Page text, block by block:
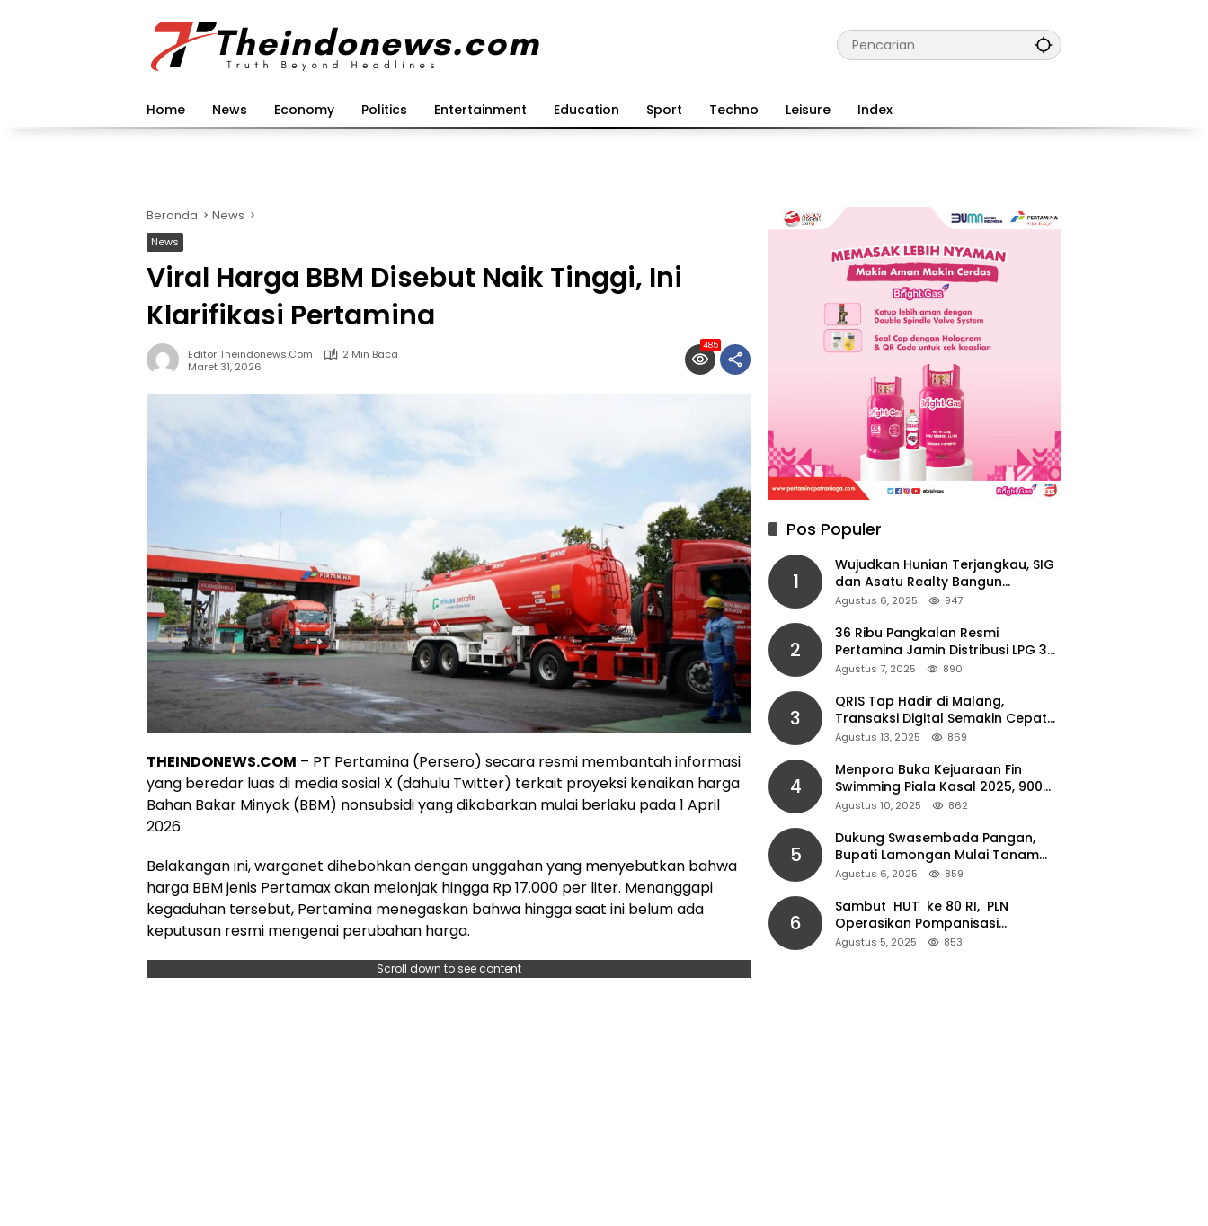
Home News Economy Politics Entertainment Education Sport Techno Leisure Index
Beranda News
News
Viral Harga BBM Disebut Naik Tinggi, Ini
Klarifikasi Pertamina
Editor Theindonews.com
2 Min Baca
Maret 31, 2026
485
THEINDONEWS.COM – PT Pertamina (Persero) secara resmi membantah informasi
yang beredar luas di media sosial X (dahulu Twitter) terkait proyeksi kenaikan harga
Bahan Bakar Minyak (BBM) nonsubsidi yang dikabarkan mulai berlaku pada 1 April
2026.
Belakangan ini, warganet dihebohkan dengan unggahan yang menyebutkan bahwa
harga BBM jenis Pertamax akan melonjak hingga Rp 17.000 per liter. Menanggapi
kegaduhan tersebut, Pertamina menegaskan bahwa hingga saat ini belum ada
keputusan resmi mengenai perubahan harga.
Scroll down to see content
Pos Populer
1
Wujudkan Hunian Terjangkau, SIG
dan Asatu Realty Bangun
Perumahan di Cianjur
Agustus 6, 2025 947
2
36 Ribu Pangkalan Resmi
Pertamina Jamin Distribusi LPG 3
Kg Aman di Jawa Timur
Agustus 7, 2025 890
3
QRIS Tap Hadir di Malang,
Transaksi Digital Semakin Cepat
dan Mudah dengan Teknologi NFC
Agustus 13, 2025 869
4
Menpora Buka Kejuaraan Fin
Swimming Piala Kasal 2025, 900
Atlet Ambil Bagian
Agustus 10, 2025 862
5
Dukung Swasembada Pangan,
Bupati Lamongan Mulai Tanam
Padi Musim Ketiga
Agustus 6, 2025 859
6
Sambut HUT ke 80 RI, PLN
Operasikan Pompanisasi
Persawahan dan Akses Air Bersih
Agustus 5, 2025 853